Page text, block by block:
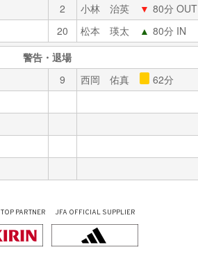
2
小林 治英 ▼ 80分 OUT
20
松本 瑛太 ▲ 80分 IN
警告・退場
9 西岡 佑真
62分
TOP PARTNER JFA OFFICIAL SUPPLIER